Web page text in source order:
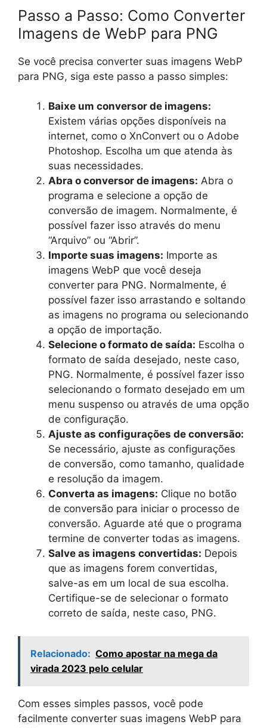
Passo a Passo: Como Converter
Imagens de WebP para PNG
Se você precisa converter suas imagens WebP
para PNG, siga este passo a passo simples:
Baixe um conversor de imagens:
Existem várias opções disponíveis na
internet, como o XnConvert ou o Adobe
Photoshop. Escolha um que atenda às
suas necessidades.
Abra o conversor de imagens: Abra o
programa e selecione a opção de
conversão de imagem. Normalmente, é
possível fazer isso através do menu
“Arquivo” ou “Abrir”.
Importe suas imagens: Importe as
imagens WebP que você deseja
converter para PNG. Normalmente, é
possível fazer isso arrastando e soltando
as imagens no programa ou selecionando
a opção de importação.
Selecione o formato de saída: Escolha o
formato de saída desejado, neste caso,
PNG. Normalmente, é possível fazer isso
selecionando o formato desejado em um
menu suspenso ou através de uma opção
de configuração.
Ajuste as configurações de conversão:
Se necessário, ajuste as configurações
de conversão, como tamanho, qualidade
e resolução da imagem.
Converta as imagens: Clique no botão
de conversão para iniciar o processo de
conversão. Aguarde até que o programa
termine de converter todas as imagens.
Salve as imagens convertidas: Depois
que as imagens forem convertidas,
salve-as em um local de sua escolha.
Certifique-se de selecionar o formato
correto de saída, neste caso, PNG.
Relacionado: Como apostar na mega da
virada 2023 pelo celular
Com esses simples passos, você pode
facilmente converter suas imagens WebP para